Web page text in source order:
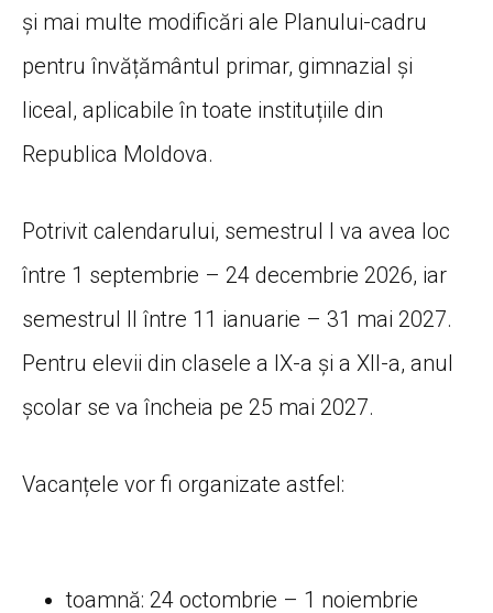
și mai multe modificări ale Planului-cadru
pentru învățământul primar, gimnazial și
liceal, aplicabile în toate instituțiile din
Republica Moldova.
Potrivit calendarului, semestrul I va avea loc
între 1 septembrie – 24 decembrie 2026, iar
semestrul II între 11 ianuarie – 31 mai 2027.
Pentru elevii din clasele a IX-a și a XII-a, anul
școlar se va încheia pe 25 mai 2027.
Vacanțele vor fi organizate astfel:
toamnă: 24 octombrie – 1 noiembrie